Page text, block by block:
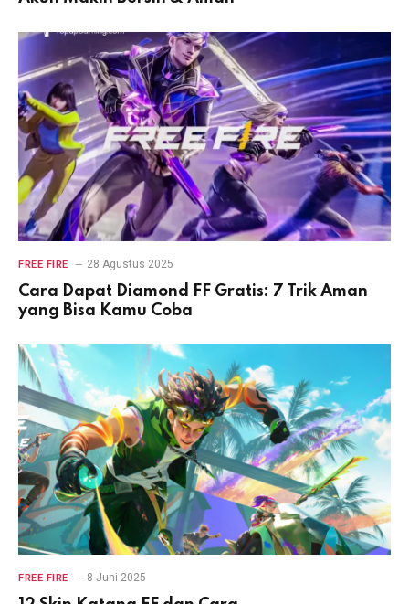
FREE FIRE 28 Agustus 2025
Cara Dapat Diamond FF Gratis: 7 Trik Aman
yang Bisa Kamu Coba
FREE FIRE 8 Juni 2025